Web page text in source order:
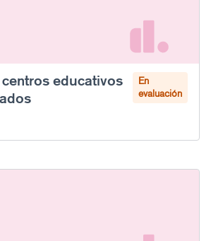
educativos
En
evaluación